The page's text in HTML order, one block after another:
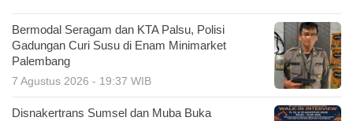
Bermodal Seragam dan KTA Palsu, Polisi
Gadungan Curi Susu di Enam Minimarket
Palembang
7 Agustus 2026 - 19:37 WIB
Disnakertrans Sumsel dan Muba Buka